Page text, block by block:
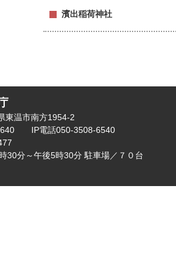
濱出稲荷神社
東温市南方1954-2
6640 IP電話050-3508-6540
30分～午後5時30分 駐車場／７０台